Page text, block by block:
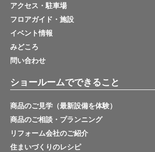
アクセス・駐車場
フロアガイド・施設
イベント情報
みどころ
問い合わせ
ショールームでできること
商品のご見学（最新設備を体験）
商品のご相談・プランニング
リフォーム会社のご紹介
住まいづくりのレシピ